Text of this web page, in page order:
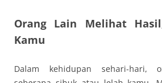
Orang Lain Melihat
Kamu
Dalam kehidupan sehari-hari,